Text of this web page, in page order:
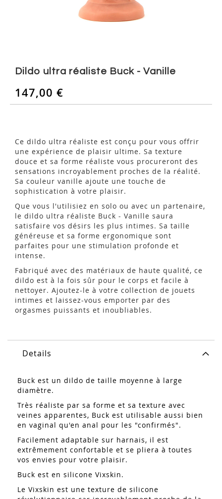
beginning
Dildo ultra réaliste Buck - Vanille
147,00 €
Ce dildo ultra réaliste est conçu pour vous offrir
une expérience de plaisir ultime. Sa texture
douce et sa forme réaliste vous procureront des
sensations incroyablement proches de la réalité.
Sa couleur vanille ajoute une touche de
sophistication à votre plaisir.
Que vous l'utilisiez en solo ou avec un partenaire,
le dildo ultra réaliste Buck - Vanille saura
satisfaire vos désirs les plus intimes. Sa taille
généreuse et sa forme ergonomique sont
parfaites pour une stimulation profonde et
intense.
Fabriqué avec des matériaux de haute qualité, ce
dildo est à la fois sûr pour le corps et facile à
nettoyer. Ajoutez-le à votre collection de jouets
intimes et laissez-vous emporter par des
orgasmes puissants et inoubliables.
Details
Buck est un dildo de taille moyenne à large
diamètre.
Très réaliste par sa forme et sa texture avec
veines apparentes, Buck est utilisable aussi bien
en vaginal qu'en anal pour les "confirmés".
Facilement adaptable sur harnais, il est
extrêmement confortable et se pliera à toutes
vos envies pour votre plaisir.
Buck est en silicone Vixskin.
Le Vixskin est une texture de silicone